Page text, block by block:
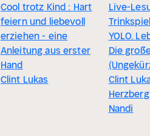
Cool trotz Kind : Hart
feiern und liebevoll
erziehen - eine
Anleitung aus erster
Hand
Clint Lukas
Live-
YOLO.
Die
Clint
Nandi